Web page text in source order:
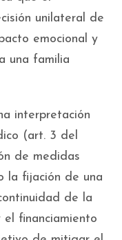
unilateral de
emocional y
una familia
interpretación
(art. 3 del
de medidas
la fijación de una
de la
financiamiento